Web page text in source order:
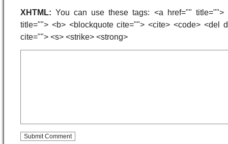
XHTML: You can use these tags: <a href="" title="">
title=""> <b> <blockquote cite=""> <cite> <code> <del
cite=""> <s> <strike> <strong>